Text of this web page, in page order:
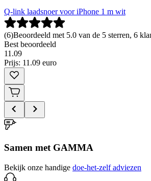
Q-link laadsnoer voor iPhone 1 m wit
(6)Beoordeeld met 5.0 van de 5 sterren, 6
Best beoordeeld
11 .09
Prijs: 11.09 euro
Samen met GAMMA
Bekijk onze handige doe-het-zelf adviezen